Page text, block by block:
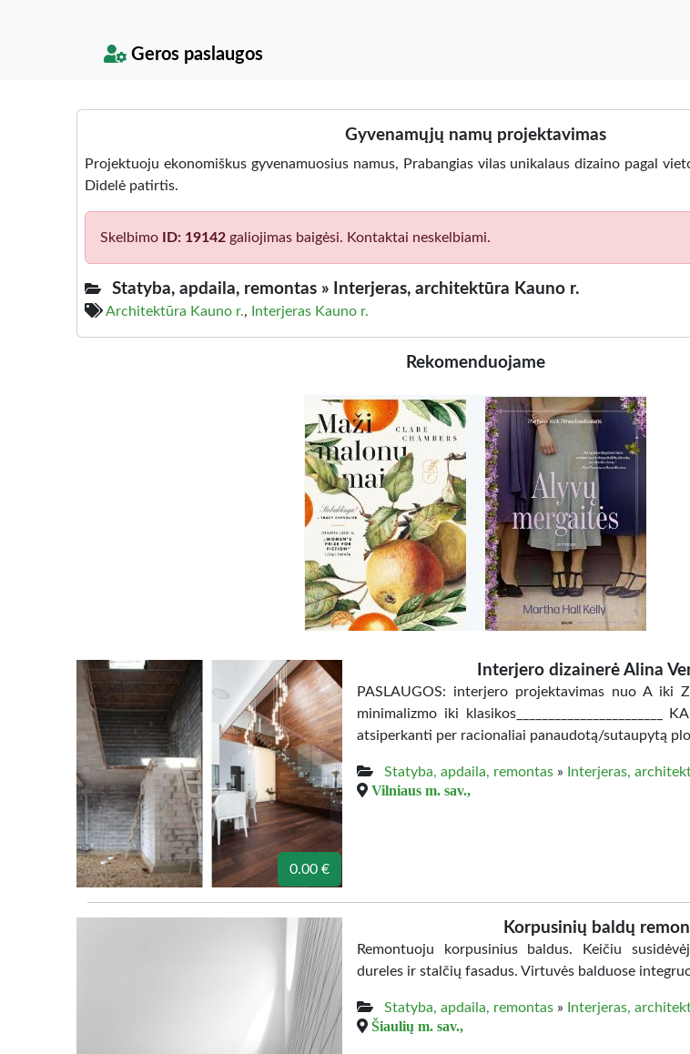
Geros paslaugos
Gyvenamųjų namų projektavimas
Projektuoju ekonomiškus gyvenamuosius namus, Prabangias vilas unikalaus dizaino pagal
Didelė patirtis.
Skelbimo ID: 19142 galiojimas baigėsi. Kontaktai neskelbiami.
Statyba, apdaila, remontas » Interjeras, architektūra Kauno r.
Architektūra Kauno r., Interjeras Kauno r.
Rekomenduojame
0.00 €
Interjero dizainerė Alina
PASLAUGOS: interjero projektavimas nuo A iki
minimalizmo iki klasikos_______________________
atsiperkanti per racionaliai panaudotą/sutaupytą
Statyba, apdaila, remontas»
Interjeras,
Vilniaus m. sav.,
Korpusinių baldų
Remontuoju korpusinius baldus. Keičiu
dureles ir stalčių fasadus. Virtuvės balduose
Statyba, apdaila, remontas»
Interjeras,
Šiaulių m. sav.,